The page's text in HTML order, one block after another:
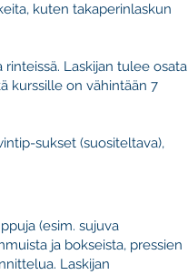
kuten takaperinlaskun
Laskijan tulee osata
kurssille on vähintään 7
sukset (suositeltava),
(esim. sujuva
ja bokseista, pressien
Laskijan